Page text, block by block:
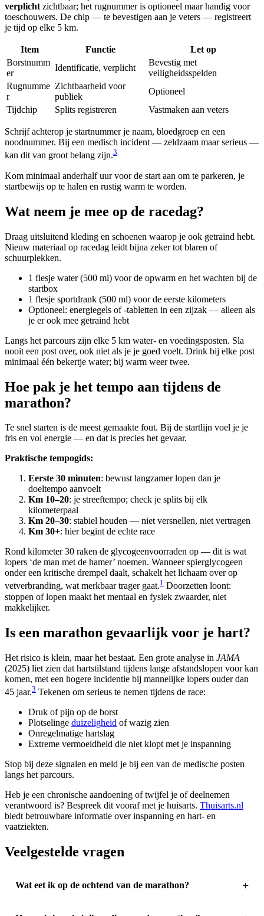
verplichtzichtbaar; het rugnummer is optioneel maar handig voor
toeschouwers. De chip — te bevestigen aan je veters — registreert
je tijd op elke 5 km.
Item Functie
Let op
Borstnumm
er
Identificatie, verplicht
Bevestig met
veiligheidsspelden
Rugnumme
r
Zichtbaarheid voor
publiek
Optioneel
Tijdchip
Splits registreren Vastmaken aan veters
Schrijf achterop je startnummer je naam, bloedgroep en een
noodnummer. Bij een medisch incident — zeldzaam maar serieus —
kan dit van groot belang zijn.3
Kom minimaal anderhalf uur voor de start aan om te parkeren, je
startbewijs op te halen en rustig warm te worden.
Wat neem je mee op de racedag?
Draag uitsluitend kleding en schoenen waarop je ook getraind hebt.
Nieuw materiaal op racedag leidt bijna zeker tot blaren of
schuurplekken.
1 flesje water (500 ml) voor de opwarm en het wachten bij de
startbox
1 flesje sportdrank (500 ml) voor de eerste kilometers
Optioneel: energiegels of -tabletten in een zijzak — alleen als
je er ook mee getraind hebt
Langs het parcours zijn elke 5 km water- en voedingsposten. Sla
nooit een post over, ook niet als je je goed voelt. Drink bij elke post
minimaal één bekertje water; bij warm weer twee.
Hoe pak je het tempo aan tijdens de
marathon?
Te snel starten is de meest gemaakte fout. Bij de startlijn voel je je
fris en vol energie — en dat is precies het gevaar.
Praktische tempogids:
Eerste 30 minuten: bewust langzamer lopen dan je
doeltempo aanvoelt
Km 10–20: je streeftempo; check je splits bij elk
kilometerpaal
Km 20–30: stabiel houden — niet versnellen, niet vertragen
Km 30+: hier begint de echte race
Rond kilometer 30 raken de glycogeenvoorraden op — dit is wat
lopers ‘de man met de hamer’ noemen. Wanneer spierglycogeen
onder een kritische drempel daalt, schakelt het lichaam over op
vetverbranding, wat merkbaar trager gaat.1 Doorzetten loont:
stoppen of lopen maakt het mentaal en fysiek zwaarder, niet
makkelijker.
Is een marathon gevaarlijk voor je hart?
Het risico is klein, maar het bestaat. Een grote analyse in JAMA
(2025) liet zien dat hartstilstand tijdens lange afstandslopen voor kan
komen, met een hogere incidentie bij mannelijke lopers ouder dan
45 jaar.3 Tekenen om serieus te nemen tijdens de race:
Druk of pijn op de borst
Plotselinge duizeligheid of wazig zien
Onregelmatige hartslag
Extreme vermoeidheid die niet klopt met je inspanning
Stop bij deze signalen en meld je bij een van de medische posten
langs het parcours.
Heb je een chronische aandoening of twijfel je of deelnemen
verantwoord is? Bespreek dit vooraf met je huisarts. Thuisarts.nl
biedt betrouwbare informatie over inspanning en hart- en
vaatziekten.
Veelgestelde vragen
Wat eet ik op de ochtend van de marathon?